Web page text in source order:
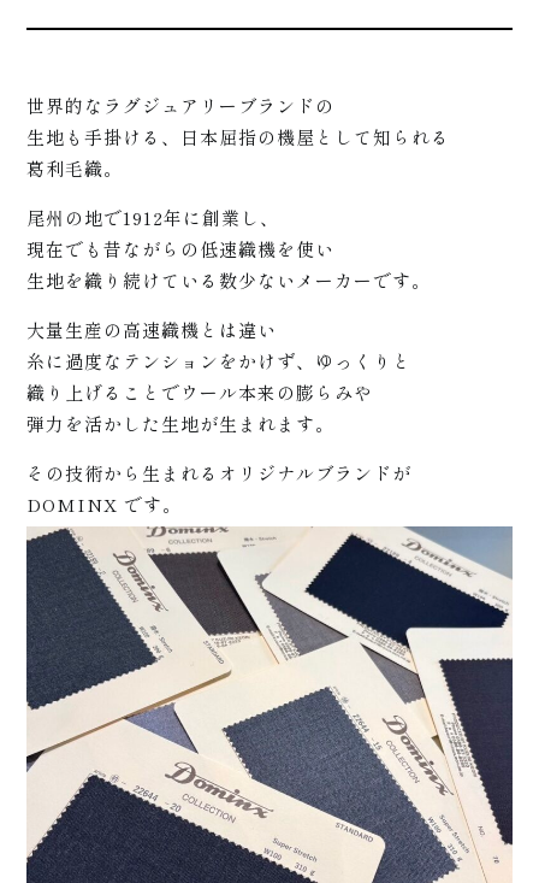
松崎に
ついて
+
世界的なラグジュアリーブランドの
生地も手掛ける、日本屈指の機屋として知られる
葛利毛織。
尾州の地で1912年に創業し、
現在でも昔ながらの低速織機を使い
生地を織り続けている数少ないメーカーです。
大量生産の高速織機とは違い
糸に過度なテンションをかけず、ゆっくりと
織り上げることでウール本来の膨らみや
弾力を活かした生地が生まれます。
その技術から生まれるオリジナルブランドが
DOMINX です。